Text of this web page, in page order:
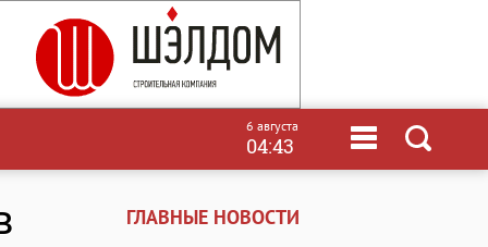
6 августа
04:43
ГЛАВНЫЕ НОВОСТИ